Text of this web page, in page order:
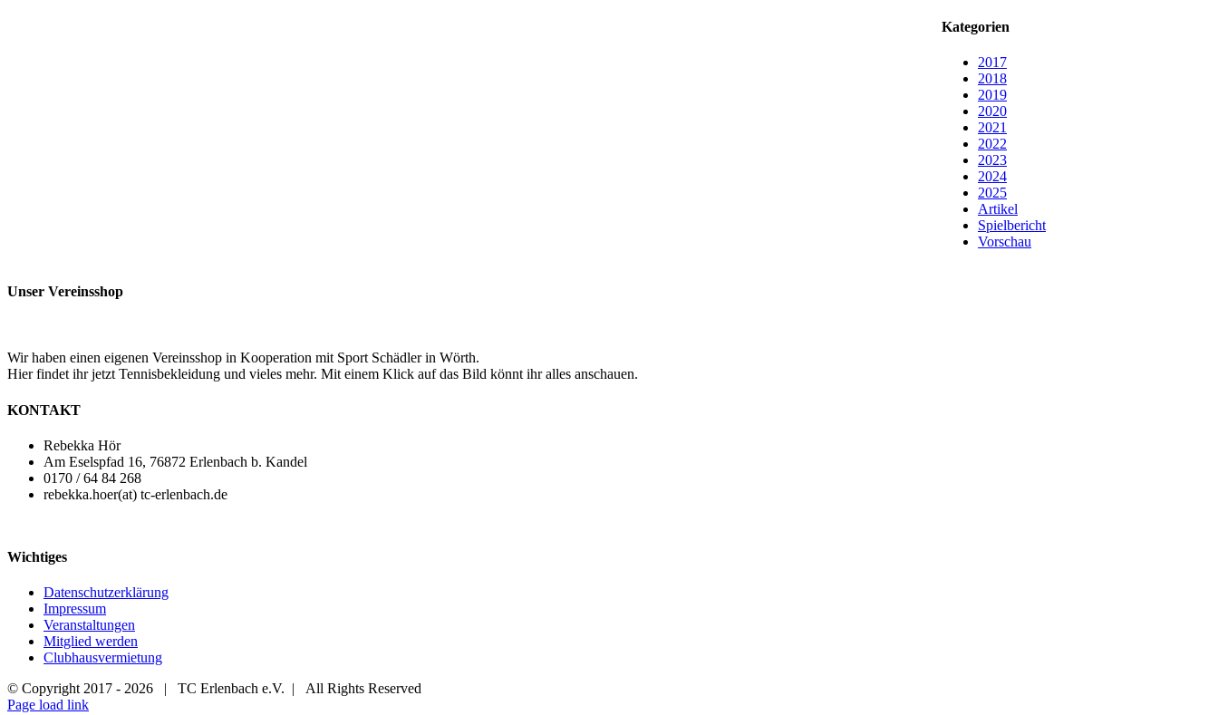
Kategorien
2017
2018
2019
2020
2021
2022
2023
2024
2025
Artikel
Spielbericht
Vorschau
Unser Vereinsshop
Wir haben einen eigenen Vereinsshop in Kooperation mit Sport Schädler in Wörth.
Hier findet ihr jetzt Tennisbekleidung und vieles mehr. Mit einem Klick auf das Bild könnt ihr alles anschauen.
KONTAKT
Rebekka Hör
Am Eselspfad 16, 76872 Erlenbach b. Kandel
0170 / 64 84 268
rebekka.hoer(at) tc-erlenbach.de
Wichtiges
Datenschutzerklärung
Impressum
Veranstaltungen
Mitglied werden
Clubhausvermietung
© Copyright 2017 - 2026 | TC Erlenbach e.V. | All Rights Reserved
Page load link